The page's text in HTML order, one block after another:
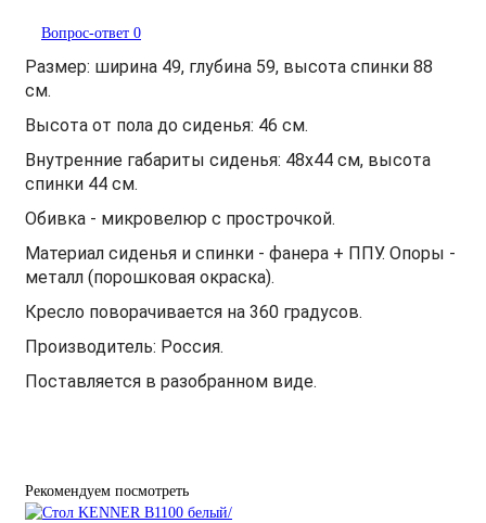
Вопрос-ответ 0
Размер: ширина 49, глубина 59, высота спинки 88
см.
Высота от пола до сиденья: 46 см.
Внутренние габариты сиденья: 48х44 см, высота
спинки 44 см.
Обивка - микровелюр с прострочкой.
Материал сиденья и спинки - фанера + ППУ. Опоры -
металл (порошковая окраска).
Кресло поворачивается на 360 градусов.
Производитель: Россия.
Поставляется в разобранном виде.
Рекомендуем посмотреть